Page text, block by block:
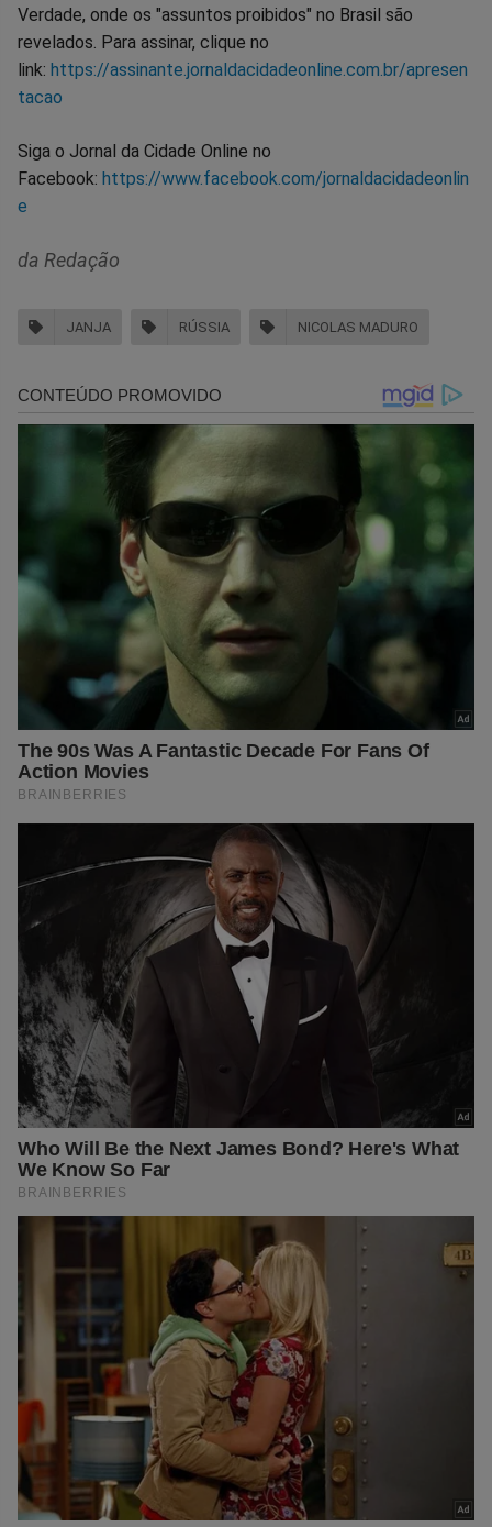
Verdade, onde os "assuntos proibidos" no Brasil são
revelados. Para assinar, clique no
link: https://assinante.jornaldacidadeonline.com.br/apresen
tacao
Siga o Jornal da Cidade Online no
Facebook: https://www.facebook.com/jornaldacidadeonlin
e
da Redação
JANJA RÚSSIA NICOLAS MADURO